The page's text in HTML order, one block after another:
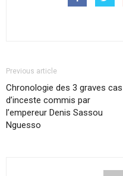
Previous article
Chronologie des 3 graves cas
d’inceste commis par
l’empereur Denis Sassou
Nguesso